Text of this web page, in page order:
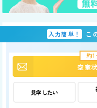
入力簡単！ こ
約1
空室
見学したい